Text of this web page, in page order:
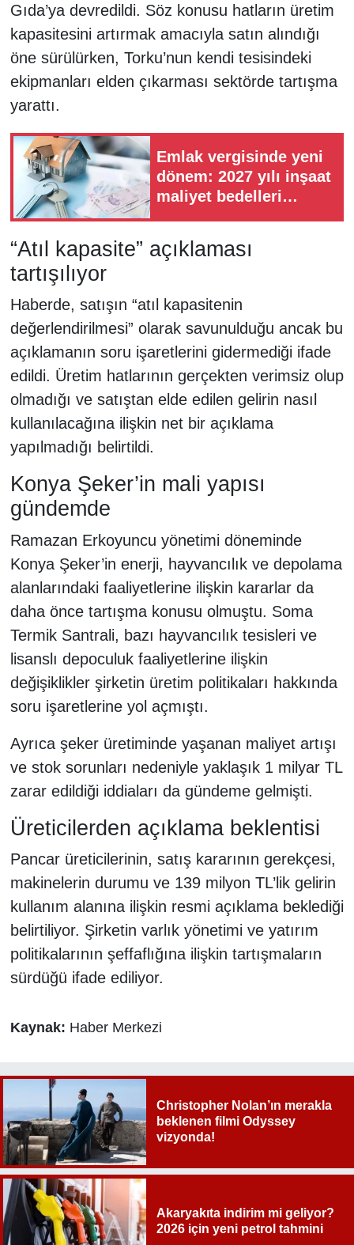
Gıda’ya devredildi. Söz konusu hatların üretim
kapasitesini artırmak amacıyla satın alındığı
öne sürülürken, Torku’nun kendi tesisindeki
ekipmanları elden çıkarması sektörde tartışma
yarattı.
Emlak vergisinde yeni
dönem: 2027 yılı inşaat
maliyet bedelleri
“Atıl kapasite” açıklaması
tartışılıyor
Haberde, satışın “atıl kapasitenin
değerlendirilmesi” olarak savunulduğu ancak bu
açıklamanın soru işaretlerini gidermediği ifade
edildi. Üretim hatlarının gerçekten verimsiz olup
olmadığı ve satıştan elde edilen gelirin nasıl
kullanılacağına ilişkin net bir açıklama
yapılmadığı belirtildi.
Konya Şeker’in mali yapısı
gündemde
Ramazan Erkoyuncu yönetimi döneminde
Konya Şeker’in enerji, hayvancılık ve depolama
alanlarındaki faaliyetlerine ilişkin kararlar da
daha önce tartışma konusu olmuştu. Soma
Termik Santrali, bazı hayvancılık tesisleri ve
lisanslı depoculuk faaliyetlerine ilişkin
değişiklikler şirketin üretim politikaları hakkında
soru işaretlerine yol açmıştı.
Ayrıca şeker üretiminde yaşanan maliyet artışı
ve stok sorunları nedeniyle yaklaşık 1 milyar TL
zarar edildiği iddiaları da gündeme gelmişti.
Üreticilerden açıklama beklentisi
Pancar üreticilerinin, satış kararının gerekçesi,
makinelerin durumu ve 139 milyon TL’lik gelirin
kullanım alanına ilişkin resmi açıklama beklediği
belirtiliyor. Şirketin varlık yönetimi ve yatırım
politikalarının şeffaflığına ilişkin tartışmaların
sürdüğü ifade ediliyor.
Kaynak: Haber Merkezi
Christopher Nolan’ın merakla
beklenen filmi Odyssey
vizyonda!
Akaryakıta indirim mi geliyor?
2026 için yeni petrol tahmini